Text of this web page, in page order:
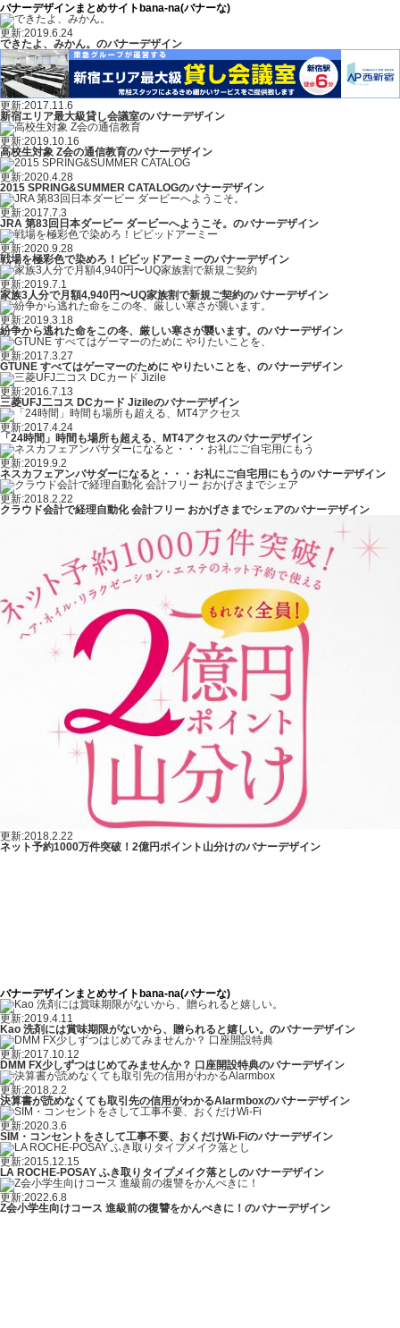
バナーデザインまとめサイトbana-na(バナーな)
更新:2019.6.24
できたよ、みかん。のバナーデザイン
更新:2017.11.6
新宿エリア最大級貸し会議室のバナーデザイン
更新:2019.10.16
高校生対象 Z会の通信教育のバナーデザイン
更新:2020.4.28
2015 SPRING&SUMMER CATALOGのバナーデザイン
更新:2017.7.3
JRA 第83回日本ダービー ダービーへようこそ。のバナーデザイン
更新:2020.9.28
戦場を極彩色で染めろ！ビビッドアーミーのバナーデザイン
更新:2019.7.1
家族3人分で月額4,940円〜UQ家族割で新規ご契約のバナーデザイン
更新:2019.3.18
紛争から逃れた命をこの冬、厳しい寒さが襲います。のバナーデザイン
更新:2017.3.27
GTUNE すべてはゲーマーのために やりたいことを、のバナーデザイン
更新:2016.7.13
三菱UFJ二コス DCカード Jizileのバナーデザイン
更新:2017.4.24
「24時間」時間も場所も超える、MT4アクセスのバナーデザイン
更新:2019.9.2
ネスカフェアンバサダーになると・・・お礼にご自宅用にもうのバナーデザイン
更新:2018.2.22
クラウド会計で経理自動化 会計フリー おかげさまでシェアのバナーデザイン
更新:2018.2.22
ネット予約1000万件突破！2億円ポイント山分けのバナーデザイン
バナーデザインまとめサイトbana-na(バナーな)
更新:2019.4.11
Kao 洗剤には賞味期限がないから、贈られると嬉しい。のバナーデザイン
更新:2017.10.12
DMM FX少しずつはじめてみませんか？ 口座開設特典のバナーデザイン
更新:2018.2.2
決算書が読めなくても取引先の信用がわかるAlarmboxのバナーデザイン
更新:2020.3.6
SIM・コンセントをさして工事不要、おくだけWi-Fiのバナーデザイン
更新:2015.12.15
LA ROCHE-POSAY ふき取りタイプメイク落としのバナーデザイン
更新:2022.6.8
Z会小学生向けコース 進級前の復讐をかんぺきに！のバナーデザイン